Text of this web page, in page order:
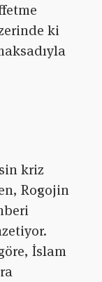
ki
kriz
Rogojin
İslam